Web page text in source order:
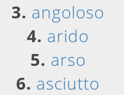
3. angoloso
4. arido
5. arso
6. asciutto